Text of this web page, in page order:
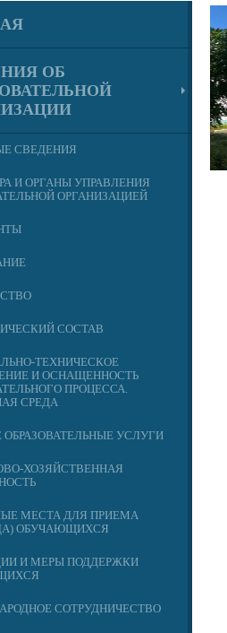
ОБ
СВЕДЕНИЯ
И ОРГАНЫ УПРАВЛЕНИЯ
ОРГАНИЗАЦИЕЙ
СОСТАВ
ТЕХНИЧЕСКОЕ
И ОСНАЩЕННОСТЬ
ПРОЦЕССА.
СРЕДА
УСЛУГИ
ХОЗЯЙСТВЕННАЯ
МЕСТА ДЛЯ ПРИЕМА
ОБУЧАЮЩИХСЯ
И МЕРЫ ПОДДЕРЖКИ
СОТРУДНИЧЕСТВО